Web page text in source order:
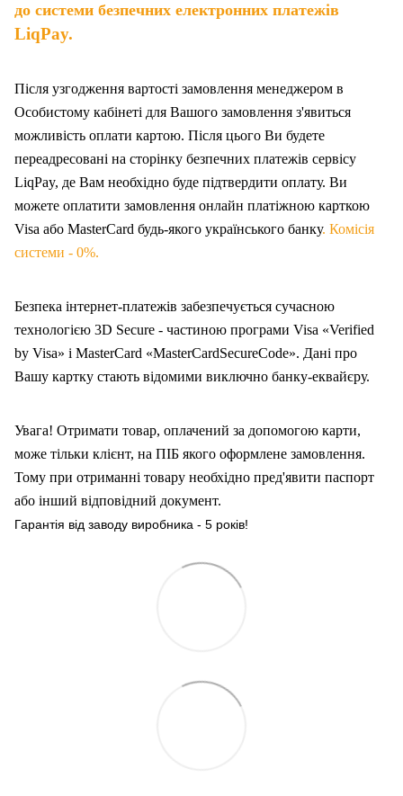
до системи безпечних електронних платежів
LiqPay.
Після узгодження вартості замовлення менеджером в
Особистому кабінеті для Вашого замовлення з'явиться
можливість оплати картою. Після цього Ви будете
переадресовані на сторінку безпечних платежів сервісу
LiqPay, де Вам необхідно буде підтвердити оплату. Ви
можете оплатити замовлення онлайн платіжною карткою
Visa або MasterCard будь-якого українського банку. Комісія
системи - 0%.
Безпека інтернет-платежів забезпечується сучасною
технологією 3D Secure - частиною програми Visa «Verified
by Visa» і MasterCard «MasterCardSecureCode». Дані про
Вашу картку стають відомими виключно банку-еквайєру.
Увага! Отримати товар, оплачений за допомогою карти,
може тільки клієнт, на ПІБ якого оформлене замовлення.
Тому при отриманні товару необхідно пред'явити паспорт
або інший відповідний документ.
Гарантія від заводу виробника - 5 років!